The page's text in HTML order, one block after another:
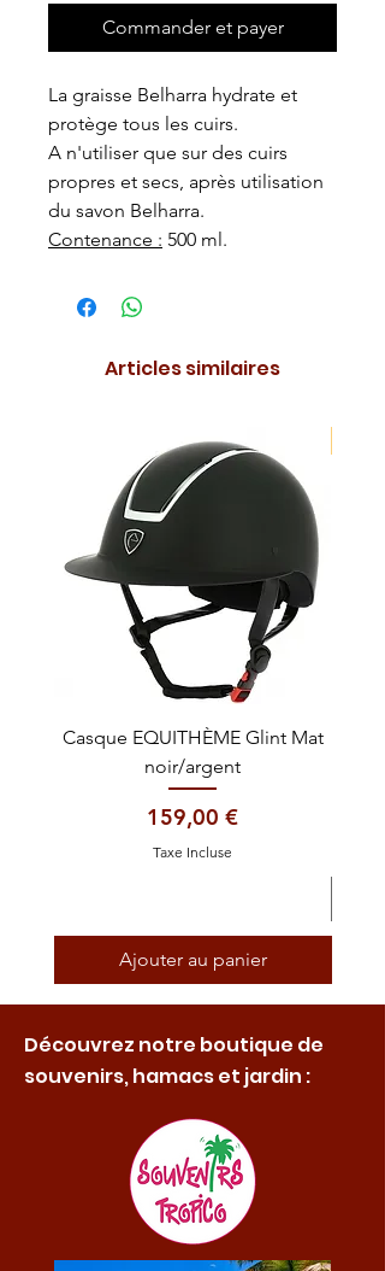
Commander et payer
La graisse Belharra hydrate et
protège tous les cuirs.
A n'utiliser que sur des cuirs
propres et secs, après utilisation
du savon Belharra.
Contenance : 500 ml.
Articles similaires
Casque EQUITHÈME Glint Mat
noir/argent
Prix
159,00 €
Taxe Incluse
Ajouter au panier
Découvrez notre boutique de
souvenirs, hamacs et jardin :